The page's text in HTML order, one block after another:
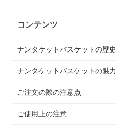
コンテンツ
ナンタケットバスケットの歴史
ナンタケットバスケットの魅力
ご注文の際の注意点
ご使用上の注意